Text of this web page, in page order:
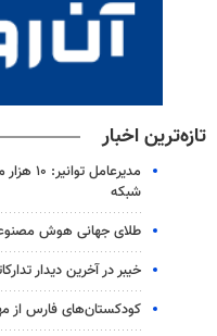
تازه‌ترین اخبار
شبکه
طلای جهانی هوش
خیبر در آخرین دیدار تدارکاتی با ۴ گل مقابل تیم «ب» به
کودکستان‌های فارس از